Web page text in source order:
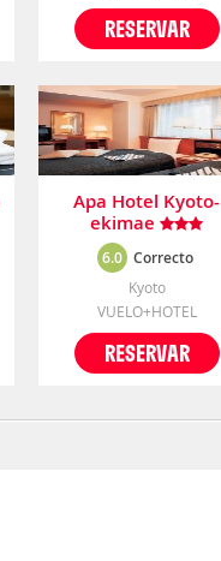
RESERVAR
Apa Hotel Kyoto-
ekimae
6.0 Correcto
Kyoto
VUELO+HOTEL
RESERVAR